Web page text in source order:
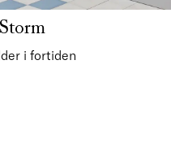
i fortiden